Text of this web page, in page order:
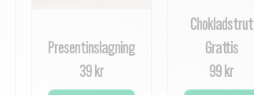
Presentinslagning
39 kr
Chokladstrut
Grattis
99 kr